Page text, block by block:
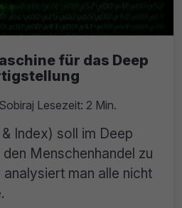
für das Deep
Lesezeit: 2 Min.
Index) soll im Deep
Menschenhandel zu
man alle nicht